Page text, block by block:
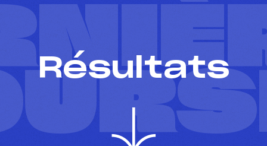
Résultats